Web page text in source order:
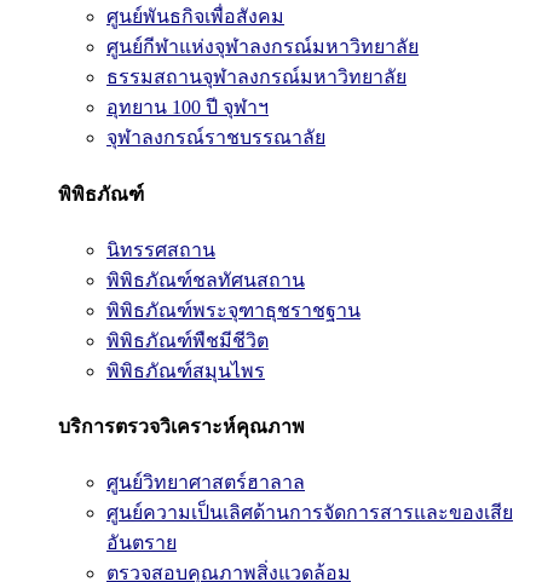
ศูนย์พันธกิจเพื่อสังคม
ศูนย์กีฬาแห่งจุฬาลงกรณ์มหาวิทยาลัย
ธรรมสถานจุฬาลงกรณ์มหาวิทยาลัย
อุทยาน 100 ปี จุฬาฯ
จุฬาลงกรณ์ราชบรรณาลัย
พิพิธภัณฑ์
นิทรรศสถาน
พิพิธภัณฑ์ชลทัศนสถาน
พิพิธภัณฑ์พระจุฑาธุชราชฐาน
พิพิธภัณฑ์พืชมีชีวิต
พิพิธภัณฑ์สมุนไพร
บริการตรวจวิเคราะห์คุณภาพ
ศูนย์วิทยาศาสตร์ฮาลาล
ศูนย์ความเป็นเลิศด้านการจัดการสารและของเสีย
อันตราย
ตรวจสอบคุณภาพสิ่งแวดล้อม